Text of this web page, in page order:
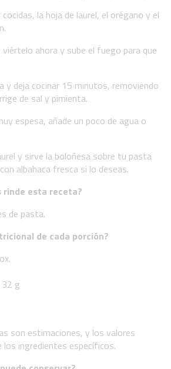
la hoja de laurel, el orégano y el
ahora y sube el fuego para que
y deja cocinar 15 minutos, removiendo
de sal y pimienta.
espesa, añade un poco de agua o
y sirve la boloñesa sobre tu pasta
albahaca fresca si lo deseas.
rinde esta receta?
de pasta.
de cada porción?
g
son estimaciones, y los valores
los ingredientes específicos.